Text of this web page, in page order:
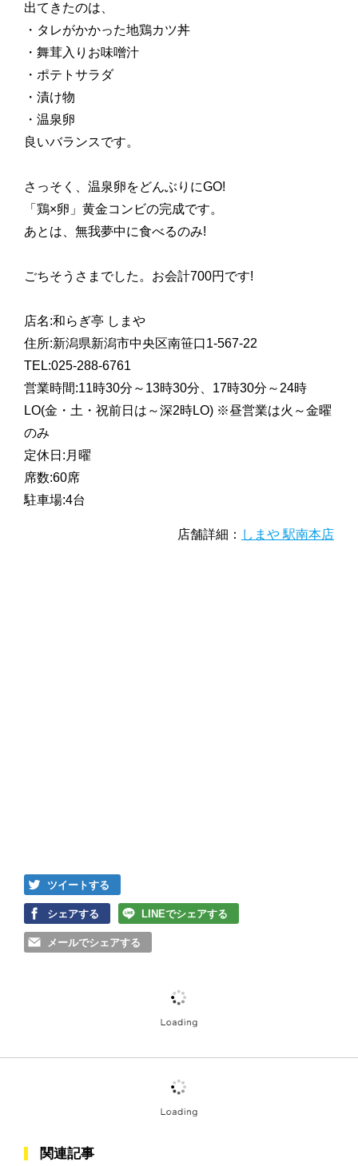
出てきたのは、
・タレがかかった地鶏カツ丼
・舞茸入りお味噌汁
・ポテトサラダ
・漬け物
・温泉卵
良いバランスです。
さっそく、温泉卵をどんぶりにGO!
「鶏×卵」黄金コンビの完成です。
あとは、無我夢中に食べるのみ!
ごちそうさまでした。お会計700円です!
店名:和らぎ亭 しまや
住所:新潟県新潟市中央区南笹口1-567-22
TEL:025-288-6761
営業時間:11時30分～13時30分、17時30分～24時
LO(金・土・祝前日は～深2時LO) ※昼営業は火～金曜
のみ
定休日:月曜
席数:60席
駐車場:4台
店舗詳細： しまや 駅南本店
ツイートする
シェアする LINEでシェアする
メールでシェアする